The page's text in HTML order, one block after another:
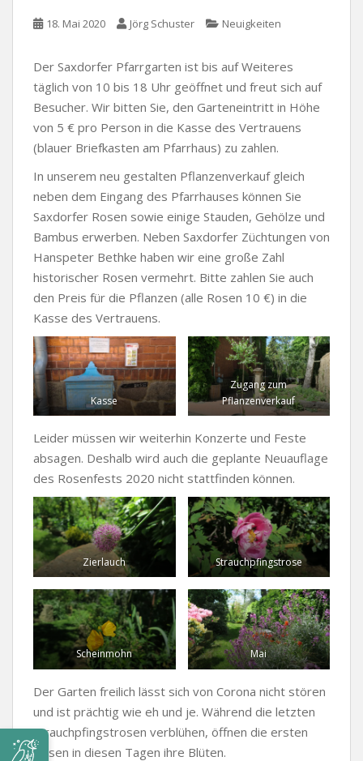
18. Mai 2020 Jörg Schuster Neuigkeiten
Der Saxdorfer Pfarrgarten ist bis auf Weiteres
täglich von 10 bis 18 Uhr geöffnet und freut sich auf
Besucher. Wir bitten Sie, den Garteneintritt in Höhe
von 5 € pro Person in die Kasse des Vertrauens
(blauer Briefkasten am Pfarrhaus) zu zahlen.
In unserem neu gestalten Pflanzenverkauf gleich
neben dem Eingang des Pfarrhauses können Sie
Saxdorfer Rosen sowie einige Stauden, Gehölze und
Bambus erwerben. Neben Saxdorfer Züchtungen von
Hanspeter Bethke haben wir eine große Zahl
historischer Rosen vermehrt. Bitte zahlen Sie auch
den Preis für die Pflanzen (alle Rosen 10 €) in die
Kasse des Vertrauens.
Kasse
Zugang zum
Pflanzenverkauf
Leider müssen wir weiterhin Konzerte und Feste
absagen. Deshalb wird auch die geplante Neuauflage
des Rosenfests 2020 nicht stattfinden können.
Zierlauch Strauchpfingstrose
Scheinmohn Mai
Der Garten freilich lässt sich von Corona nicht stören
und ist prächtig wie eh und je. Während die letzten
Strauchpfingstrosen verblühen, öffnen die ersten
Rosen in diesen Tagen ihre Blüten.